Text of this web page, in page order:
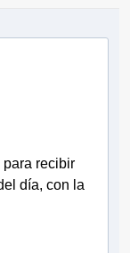
para recibir
día, con la